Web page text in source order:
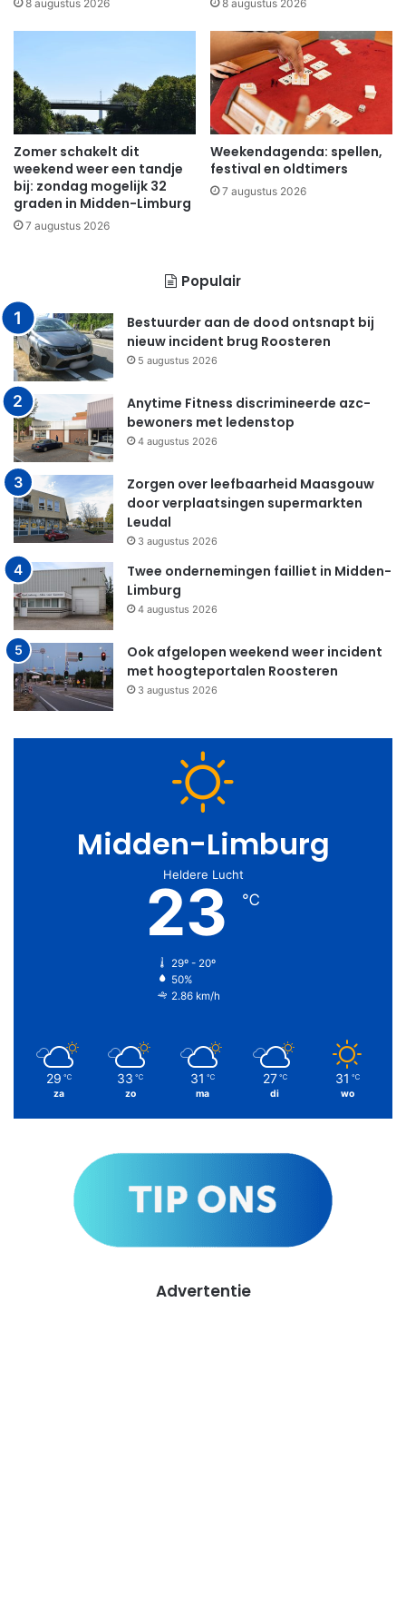
8 augustus 2026 8 augustus 2026
Zomer schakelt dit
weekend weer een tandje
bij: zondag mogelijk 32
graden in Midden-Limburg
7 augustus 2026
Weekendagenda: spellen,
festival en oldtimers
7 augustus 2026
Populair
Bestuurder aan de dood ontsnapt bij
nieuw incident brug Roosteren
5 augustus 2026
Anytime Fitness discrimineerde azc-
bewoners met ledenstop
4 augustus 2026
Zorgen over leefbaarheid Maasgouw
door verplaatsingen supermarkten
Leudal
3 augustus 2026
Twee ondernemingen failliet in Midden-
Limburg
4 augustus 2026
Ook afgelopen weekend weer incident
met hoogteportalen Roosteren
3 augustus 2026
Midden-Limburg
Heldere Lucht
23 ℃
29º - 20º
50%
2.86 km/h
29 ℃
za
33 ℃
zo
31 ℃
ma
27 ℃
di
31 ℃
wo
Advertentie